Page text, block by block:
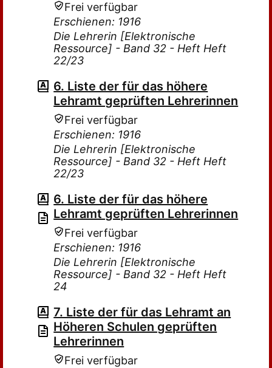
Frei verfügbar
Erschienen: 1916
Die Lehrerin [Elektronische
Ressource] - Band 32 - Heft Heft
22/23
6. Liste der für das höhere
Lehramt geprüften Lehrerinnen
Frei verfügbar
Erschienen: 1916
Die Lehrerin [Elektronische
Ressource] - Band 32 - Heft Heft
22/23
6. Liste der für das höhere
Lehramt geprüften Lehrerinnen
Frei verfügbar
Erschienen: 1916
Die Lehrerin [Elektronische
Ressource] - Band 32 - Heft Heft
24
7. Liste der für das Lehramt an
Höheren Schulen geprüften
Lehrerinnen
Frei verfügbar